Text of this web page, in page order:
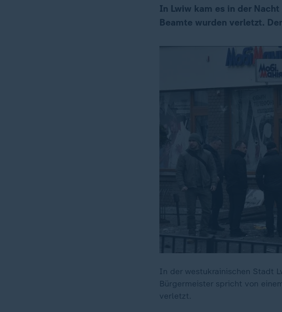
In Lwiw kam es in der
Beamte wurden verletzt.
In der westukrainischen Stadt
Bürgermeister spricht von
verletzt.